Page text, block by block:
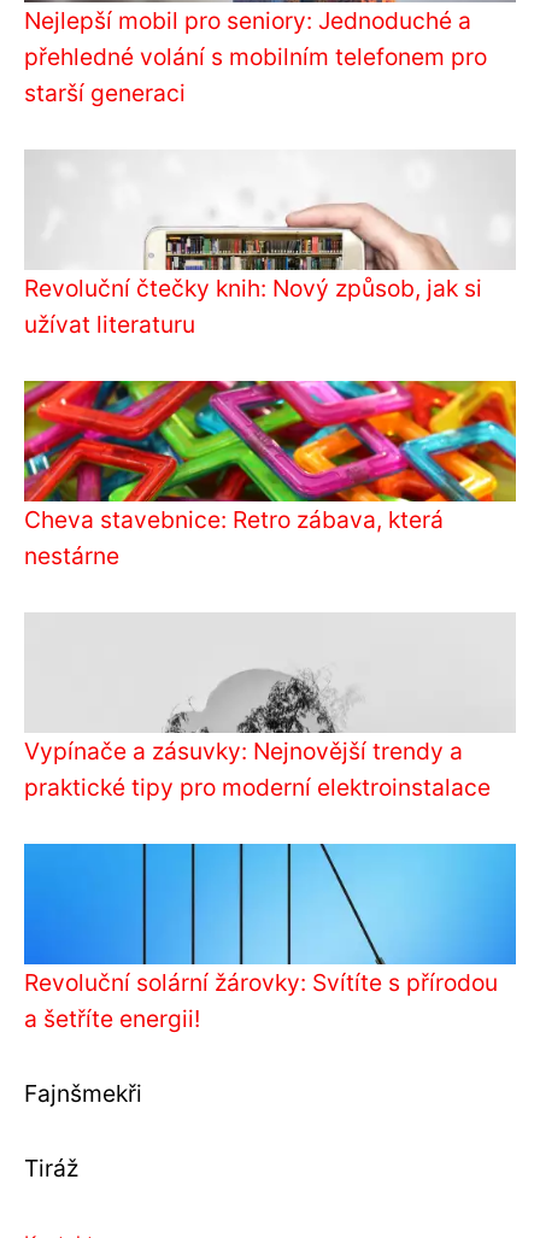
Nejlepší mobil pro seniory: Jednoduché a
přehledné volání s mobilním telefonem pro
starší generaci
Revoluční čtečky knih: Nový způsob, jak si
užívat literaturu
Cheva stavebnice: Retro zábava, která
nestárne
Vypínače a zásuvky: Nejnovější trendy a
praktické tipy pro moderní elektroinstalace
Revoluční solární žárovky: Svítíte s přírodou
a šetříte energii!
Fajnšmekři
Tiráž